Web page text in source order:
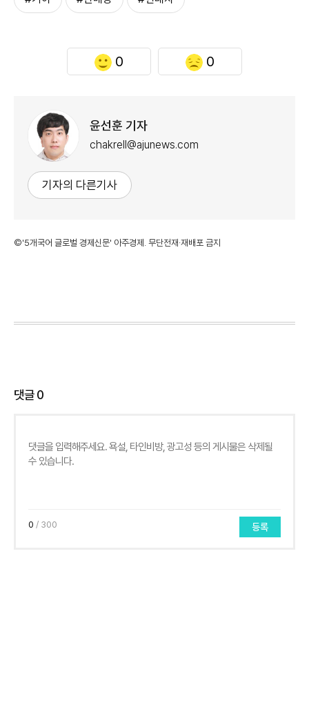
0 0
윤선훈 기자
chakrell@ajunews.com
기자의 다른기사
©'5개국어 글로벌 경제신문' 아주경제. 무단전재·재배포 금지
댓글0
0 / 300 등록